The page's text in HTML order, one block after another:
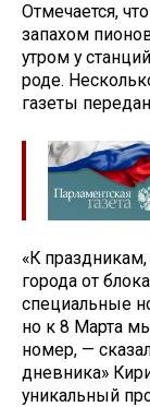
Отмечается,
запахом
утром у
роде.
газеты
«К
города от
специальные
но к 8 Марта
номер, —
дневника»
уникальный